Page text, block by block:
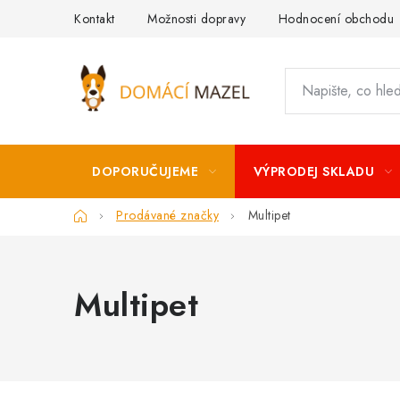
Kontakt Možnosti dopravy Hodnocení obchodu
DOPORUČUJEME VÝPRODEJ SKLADU
DomůProdávané značky Multipet
Multipet